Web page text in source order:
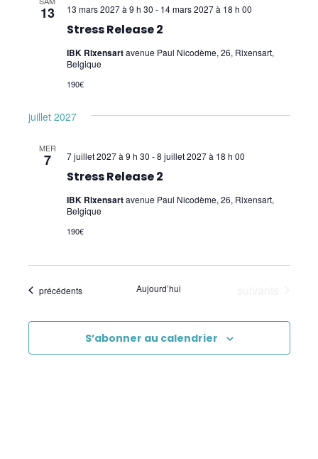
Management
Système Digestif (W. Topping) – Digestive
System
Exercices Biokinétiques
SIPS
Core Kinesiology
Corps Énergie
Réflexes archaïques (IMP)
Psychogénéalogie Comportementale et
Pratiques supervisées – Examens
13
Stress Release 2
13 mars 2027 à 9 h 30 - 14 mars 2027 à 18 h 00
IBK Rixensartavenue Paul Nicodème, 26, Rixensart,
Belgique
190€
juillet 2027
MER
7
Stress Release 2
7 juillet 2027 à 9 h 30 -8 juillet 2027 à 18 h 00
IBK Rixensartavenue Paul Nicodème, 26, Rixensart,
Belgique
190€
Évènements
précédents Aujourd’hui
S’abonner au calendrier